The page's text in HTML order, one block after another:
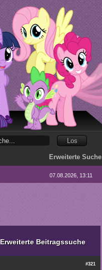
Erweiterte Suche
07.08.2026, 13:11
Erweiterte Beitragssuche
#321